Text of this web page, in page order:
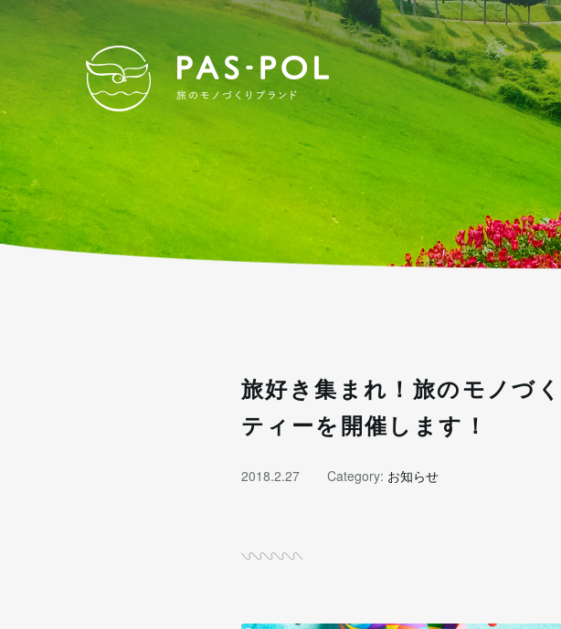
PAS-POL -旅のモ
旅好き集まれ！旅のモノづ
ティーを開催します！
2018.2.27 Category: お知らせ